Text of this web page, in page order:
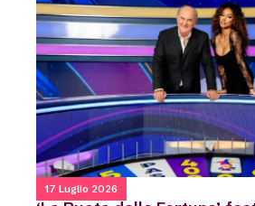
17 Luglio 2026